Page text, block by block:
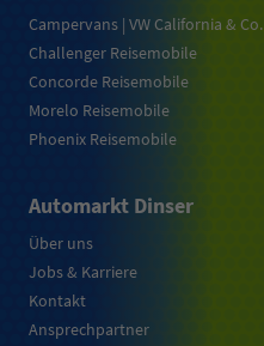
Campervans | VW California & Co.
Challenger Reisemobile
Concorde Reisemobile
Morelo Reisemobile
Phoenix Reisemobile
Automarkt Dinser
Über uns
Jobs & Karriere
Kontakt
Ansprechpartner